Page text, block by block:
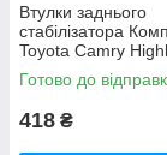
Втулки заднього
стабілізатора
Toyota Camry
Kluger Harrier
Хайлендер Клюгер
Готово до
418 ₴